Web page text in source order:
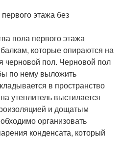
этажа без
пола первого этажа
которые опираются на
черновой пол. Черновой пол
по нему выложить
в пространство
утеплитель выстилается
и дощатым
организовать
конденсата, который